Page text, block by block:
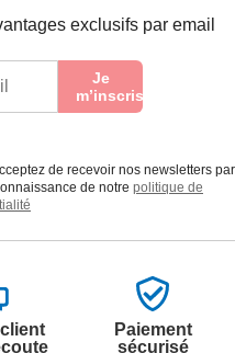
exclusifs par email
Je
m’inscris
de recevoir nos newsletters par
de notre politique de
Paiement
sécurisé